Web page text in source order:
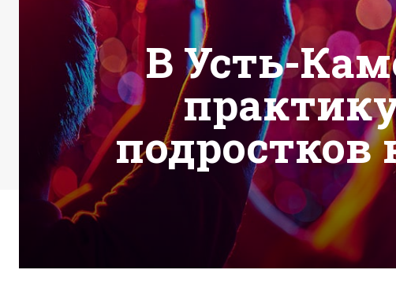
В Усть-
подростков